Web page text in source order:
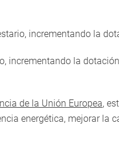
incrementando la
incrementando la
de la Unión Europea,
energética, mejorar